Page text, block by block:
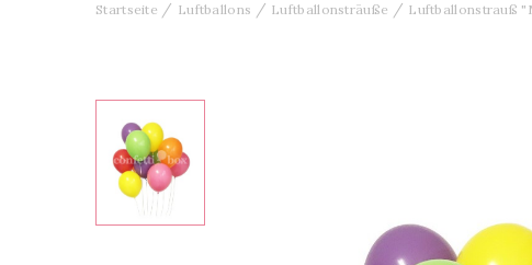
Startseite Luftballons Luftballonsträuße Luftballonstrauß